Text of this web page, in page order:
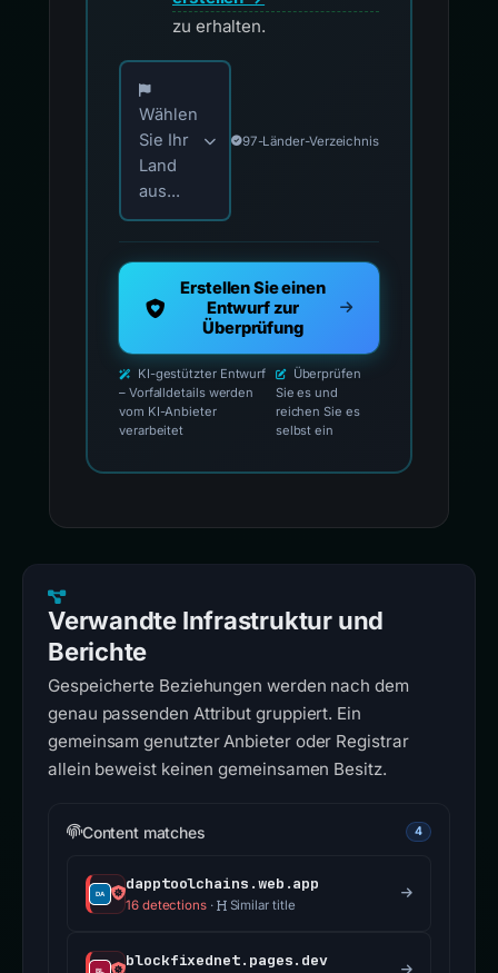
zu erhalten.
Wählen Sie Ihr Land für offizielle
Wählen
Sie Ihr
Land
aus...
97-Länder-Verzeichnis
Erstellen Sie einen
Entwurf zur
Überprüfung
KI-gestützter Entwurf
– Vorfalldetails werden
vom KI-Anbieter
verarbeitet
Überprüfen
Sie es und
reichen Sie es
selbst ein
Verwandte Infrastruktur und
Berichte
Gespeicherte Beziehungen werden nach dem
genau passenden Attribut gruppiert. Ein
gemeinsam genutzter Anbieter oder Registrar
allein beweist keinen gemeinsamen Besitz.
Content matches 4
dapptoolchains.web.app
16 detections· Similar title
blockfixednet.pages.dev